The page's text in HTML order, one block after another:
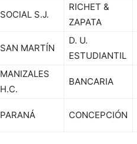
SOCIAL S.J.
RICHET &
ZAPATA
SAN MARTÍN
D. U.
ESTUDIANTIL
MANIZALES
H.C.
BANCARIA
PARANÁ CONCEPCIÓN